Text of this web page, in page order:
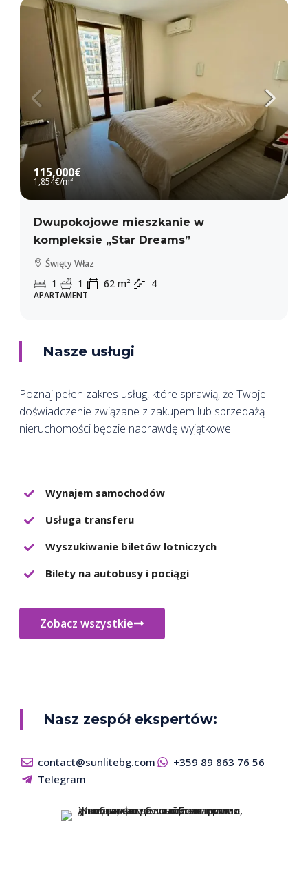
115,000€
1,854€/m²
Dwupokojowe mieszkanie w
kompleksie „Star Dreams”
Święty Właz
1 1 62 m² 4
APARTAMENT
Nasze usługi
Poznaj pełen zakres usług, które sprawią, że Twoje
doświadczenie związane z zakupem lub sprzedażą
nieruchomości będzie naprawdę wyjątkowe.
Wynajem samochodów
Usługa transferu
Wyszukiwanie biletów lotniczych
Bilety na autobusy i pociągi
Zobacz wszystkie
Nasz zespół ekspertów:
contact@sunlitebg.com
+359 89 863 76 56
Telegram